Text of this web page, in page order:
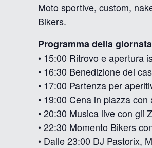
Moto sportive, custom,
Bikers.
Programma della
• 15:00 Ritrovo e apertura
• 16:30 Benedizione dei
• 17:00 Partenza per
• 19:00 Cena in piazza
• 20:30 Musica live con gli
• 22:30 Momento Bikers
• Dalle 23:00 DJ Pastorix,